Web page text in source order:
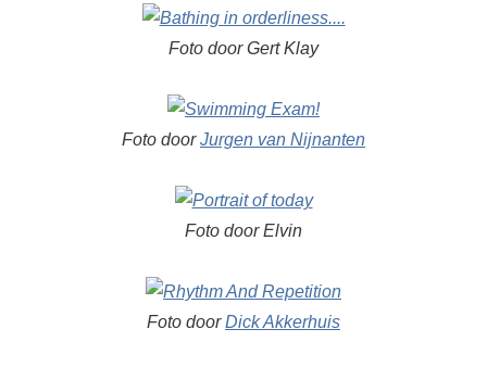
Foto door Gert Klay
Foto doorJurgen van Nijnanten
Foto door Elvin
Foto doorDick Akkerhuis